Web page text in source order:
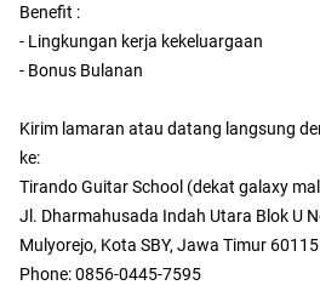
Benefit :
- Lingkungan kerja kekeluargaan
- Bonus Bulanan
Kirim lamaran atau datang langsung
ke:
Tirando Guitar School (dekat galaxy
Jl. Dharmahusada Indah Utara Blok U
Mulyorejo, Kota SBY, Jawa Timur 60115
Phone: 0856-0445-7595